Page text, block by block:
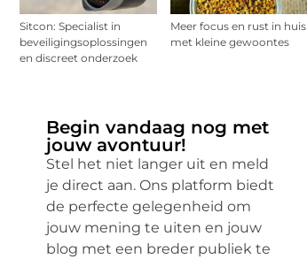
Sitcon: Specialist in
beveiligingsoplossingen
en discreet onderzoek
Meer focus en rust in huis
met kleine gewoontes
Begin vandaag nog met
jouw avontuur!
Stel het niet langer uit en meld
je direct aan. Ons platform biedt
de perfecte gelegenheid om
jouw mening te uiten en jouw
blog met een breder publiek te